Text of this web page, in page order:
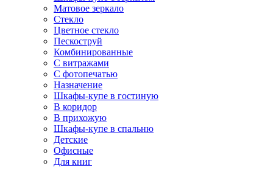
Матовое зеркало
Стекло
Цветное стекло
Пескоструй
Комбинированные
С витражами
С фотопечатью
Назначение
Шкафы-купе в гостиную
В коридор
В прихожую
Шкафы-купе в спальню
Детские
Офисные
Для книг